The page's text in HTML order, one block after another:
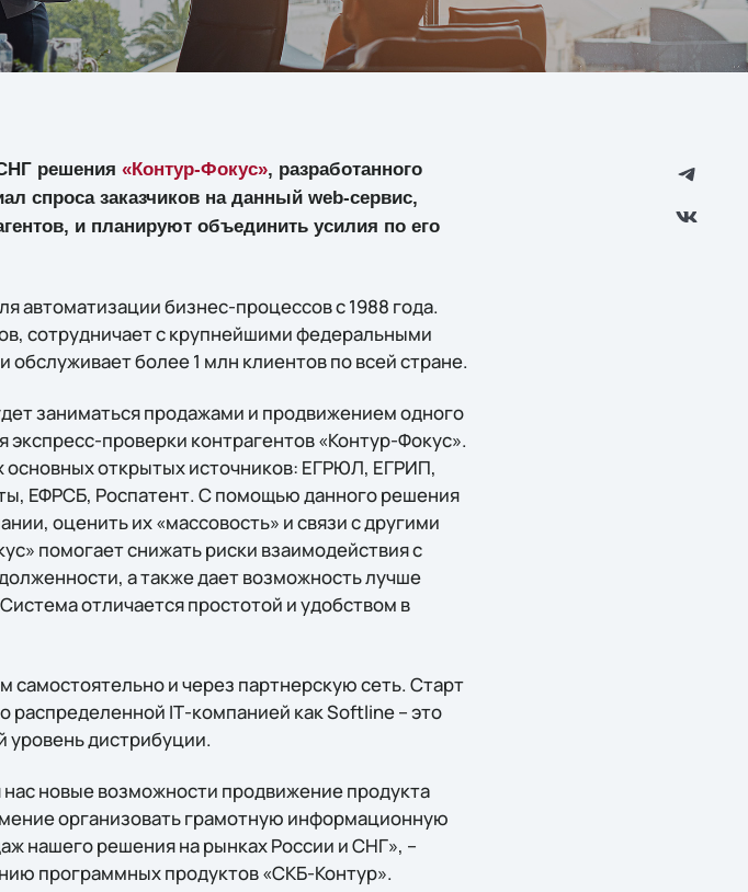
решения «Контур-Фокус», разработанного
спроса заказчиков на данный web-сервис,
и планируют объединить усилия по его
автоматизации бизнес-процессов с 1988 года.
сотрудничает с крупнейшими федеральными
более 1 млн клиентов по всей стране.
заниматься продажами и продвижением одного
проверки контрагентов «Контур-Фокус».
открытых источников: ЕГРЮЛ, ЕГРИП,
ЕФРСБ, Роспатент. С помощью данного решения
оценить их «массовость» и связи с другими
помогает снижать риски взаимодействия с
а также дает возможность лучше
отличается простотой и удобством в
самостоятельно и через партнерскую сеть. Старт
распределенной IТ-компанией как Softline – это
уровень дистрибуции.
новые возможности продвижение продукта
организовать грамотную информационную
нашего решения на рынках России и СНГ», –
программных продуктов «СКБ-Контур».